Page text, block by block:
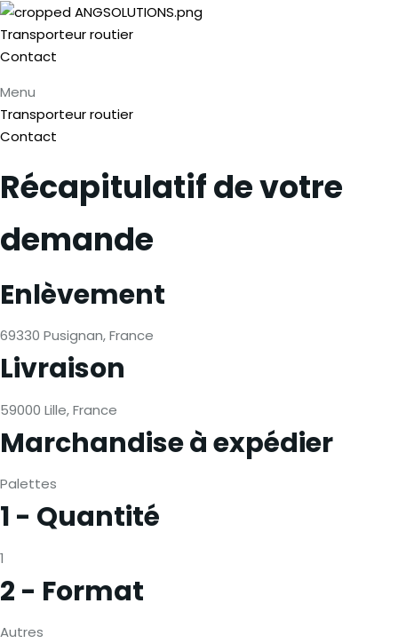
Transporteur routier
Contact
Menu
Transporteur routier
Contact
Récapitulatif de votre
demande
Enlèvement
69330 Pusignan, France
Livraison
59000 Lille, France
Marchandise à expédier
Palettes
1 - Quantité
1
2 - Format
Autres